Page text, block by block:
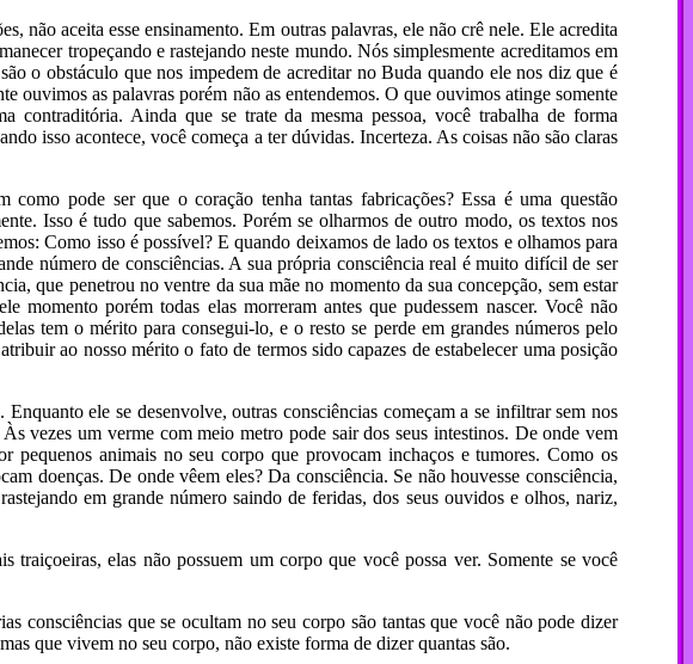
não aceita esse ensinamento. Em outras palavras, ele não crê nele. Ele acredita
tropeçando e rastejando neste mundo. Nós simplesmente acreditamos em
o obstáculo que nos impedem de acreditar no Buda quando ele nos diz que é
ouvimos as palavras porém não as entendemos. O que ouvimos atinge somente
contraditória. Ainda que se trate da mesma pessoa, você trabalha de forma
isso acontece, você começa a ter dúvidas. Incerteza. As coisas não são claras
pode ser que o coração tenha tantas fabricações? Essa é uma questão
Isso é tudo que sabemos. Porém se olharmos de outro modo, os textos nos
Como isso é possível? E quando deixamos de lado os textos e olhamos para
número de consciências. A sua própria consciência real é muito difícil de ser
que penetrou no ventre da sua mãe no momento da sua concepção, sem estar
momento porém todas elas morreram antes que pudessem nascer. Você não
tem o mérito para consegui-lo, e o resto se perde em grandes números pelo
ao nosso mérito o fato de termos sido capazes de estabelecer uma posição
ele se desenvolve, outras consciências começam a se infiltrar sem nos
vezes um verme com meio metro pode sair dos seus intestinos. De onde vem
pequenos animais no seu corpo que provocam inchaços e tumores. Como os
doenças. De onde vêem eles? Da consciência. Se não houvesse consciência,
em grande número saindo de feridas, dos seus ouvidos e olhos, nariz,
elas não possuem um corpo que você possa ver. Somente se você
consciências que se ocultam no seu corpo são tantas que você não pode dizer
que vivem no seu corpo, não existe forma de dizer quantas são.